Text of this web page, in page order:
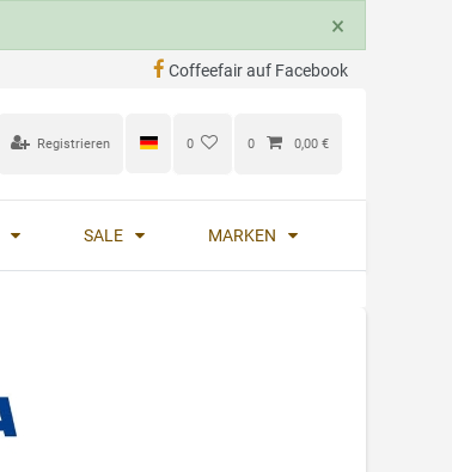
×
Coffeefair auf Facebook
Registrieren 0 0 0,00 €
SALE MARKEN